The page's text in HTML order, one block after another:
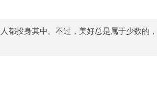
都投身其中。不过，美好总是属于少数的，